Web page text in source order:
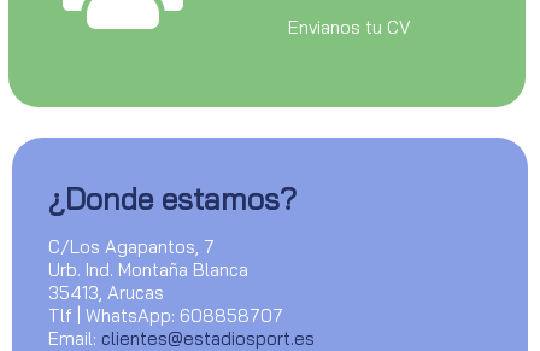
Envianos tu CV
¿Donde estamos?
C/Los Agapantos, 7
Urb. Ind. Montaña Blanca
35413, Arucas
Tlf | WhatsApp: 608858707
Email: clientes@estadiosport.es